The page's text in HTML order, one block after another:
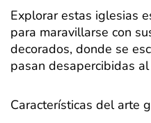
Explorar estas iglesias
para maravillarse con
decorados, donde se
pasan desapercibidas
Características del arte